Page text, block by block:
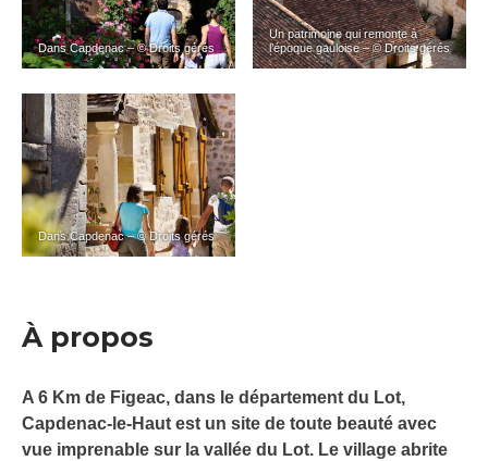
Dans Capdenac – © Droits gérés
Un patrimoine qui remonte à
l’époque gauloise – © Droits gérés
Dans Capdenac – © Droits gérés
À propos
A 6 Km de Figeac, dans le département du Lot,
Capdenac-le-Haut est un site de toute beauté avec
vue imprenable sur la vallée du Lot. Le village abrite